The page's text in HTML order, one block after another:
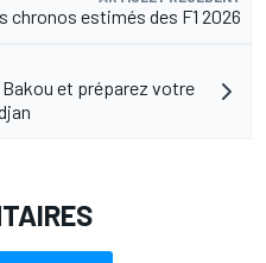
chronos estimés des F1 2026
et préparez votre